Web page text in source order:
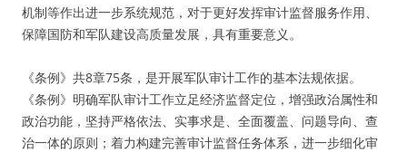
机制等作出进一步系统规范，对于更好发挥审计监督服务作用、
保障国防和军队建设高质量发展，具有重要意义。
《条例》共8章75条，是开展军队审计工作的基本法规依据。
《条例》明确军队审计工作立足经济监督定位，增强政治属性和
政治功能，坚持严格依法、实事求是、全面覆盖、问题导向、查
治一体的原则；着力构建完善审计监督任务体系，进一步细化审